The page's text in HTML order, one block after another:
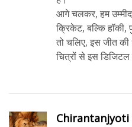
आगे चलकर, हम
क्रिकेट, बल्कि
तो चलिए, इस जीत
चित्रों से इस डिजिटल
Chirantanjyoti